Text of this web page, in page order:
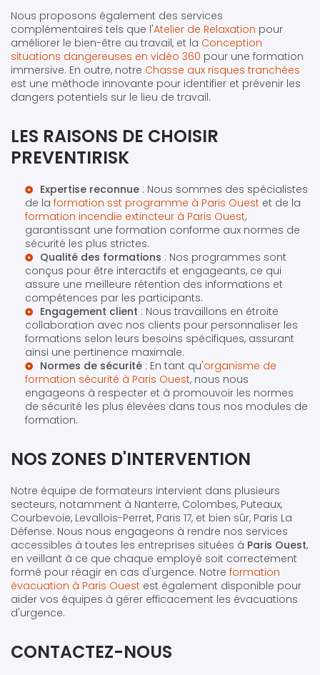
Nous proposons également des services
complémentaires tels que l'Atelier de Relaxation pour
améliorer le bien-être au travail, et la Conception
situations dangereuses en vidéo 360 pour une formation
immersive. En outre, notre Chasse aux risques tranchées
est une méthode innovante pour identifier et prévenir les
dangers potentiels sur le lieu de travail.
LES RAISONS DE CHOISIR
PREVENTIRISK
Expertise reconnue : Nous sommes des spécialistes
de la formation sst programme à Paris Ouest et de la
formation incendie extincteur à Paris Ouest,
garantissant une formation conforme aux normes de
sécurité les plus strictes.
Qualité des formations : Nos programmes sont
conçus pour être interactifs et engageants, ce qui
assure une meilleure rétention des informations et
compétences par les participants.
Engagement client : Nous travaillons en étroite
collaboration avec nos clients pour personnaliser les
formations selon leurs besoins spécifiques, assurant
ainsi une pertinence maximale.
Normes de sécurité : En tant qu'organisme de
formation sécurité à Paris Ouest, nous nous
engageons à respecter et à promouvoir les normes
de sécurité les plus élevées dans tous nos modules de
formation.
NOS ZONES D'INTERVENTION
Notre équipe de formateurs intervient dans plusieurs
secteurs, notamment à Nanterre, Colombes, Puteaux,
Courbevoie, Levallois-Perret, Paris 17, et bien sûr, Paris La
Défense. Nous nous engageons à rendre nos services
accessibles à toutes les entreprises situées à Paris Ouest,
en veillant à ce que chaque employé soit correctement
formé pour réagir en cas d'urgence. Notre formation
évacuation à Paris Ouest est également disponible pour
aider vos équipes à gérer efficacement les évacuations
d'urgence.
CONTACTEZ-NOUS